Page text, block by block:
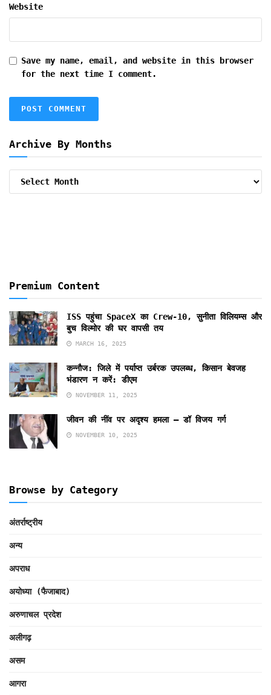
Website
Save my name, email, and website in this browser
for the next time I comment.
Archive By Months
Premium Content
ISS पहुंचा SpaceX का Crew-10, सुनीता विलियम्स और
बुच विल्मोर की घर वापसी तय
MARCH 16, 2025
कन्नौज: जिले में पर्याप्त उर्बरक उपलब्ध, किसान बेवजह
भंडारण न करें: डीएम
NOVEMBER 11, 2025
जीवन की नींव पर अदृश्य हमला – डॉ विजय गर्ग
NOVEMBER 10, 2025
Browse by Category
अंतर्राष्ट्रीय
अन्य
अपराध
अयोध्या (फैजाबाद)
अरुणाचल प्रदेश
अलीगढ़
असम
आगरा